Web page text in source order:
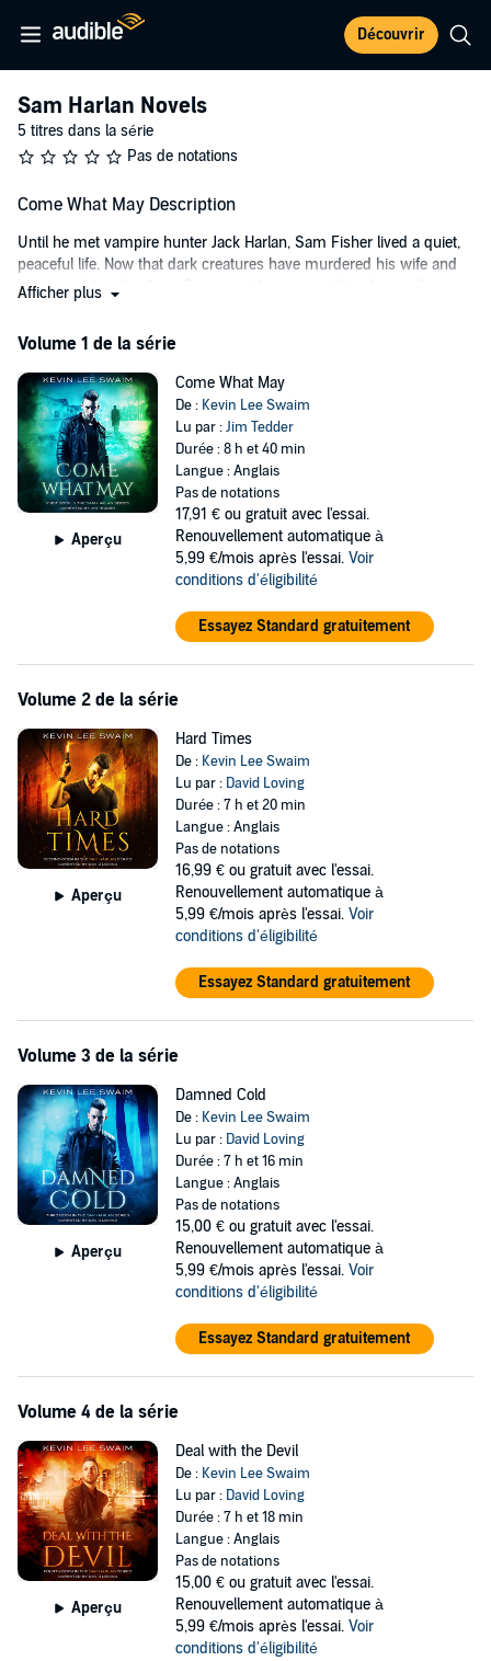
Découvrir
Sam Harlan Novels
5 titres dans la série
Pas de notations
Come What May Description
Until he met vampire hunter Jack Harlan, Sam Fisher lived a quiet,
peaceful life. Now that dark creatures have murdered his wife and
kidnapped his daughter, Sam must learn everything he can from
©2014 Kevin Lee Swaim (P)2015 Kevin Lee Swaim
Afficher plus
Volume 1 de la série
Aperçu
Come What May
De : Kevin Lee Swaim
Lu par :Jim Tedder
Durée : 8 h et 40 min
Langue : Anglais
Pas de notations
17,91 € ou gratuit avec l'essai.
Renouvellement automatique à
5,99 €/mois après l'essai. Voir
conditions d'éligibilité
Essayez Standard gratuitement
Volume 2 de la série
Aperçu
Hard Times
De : Kevin Lee Swaim
Lu par : David Loving
Durée : 7 h et 20 min
Langue : Anglais
Pas de notations
16,99 € ou gratuit avec l'essai.
Renouvellement automatique à
5,99 €/mois après l'essai. Voir
conditions d'éligibilité
Essayez Standard gratuitement
Volume 3 de la série
Aperçu
Damned Cold
De : Kevin Lee Swaim
Lu par : David Loving
Durée : 7 h et 16 min
Langue : Anglais
Pas de notations
15,00 € ou gratuit avec l'essai.
Renouvellement automatique à
5,99 €/mois après l'essai. Voir
conditions d'éligibilité
Essayez Standard gratuitement
Volume 4 de la série
Aperçu
Deal with the Devil
De : Kevin Lee Swaim
Lu par : David Loving
Durée : 7 h et 18 min
Langue : Anglais
Pas de notations
15,00 € ou gratuit avec l'essai.
Renouvellement automatique à
5,99 €/mois après l'essai. Voir
conditions d'éligibilité